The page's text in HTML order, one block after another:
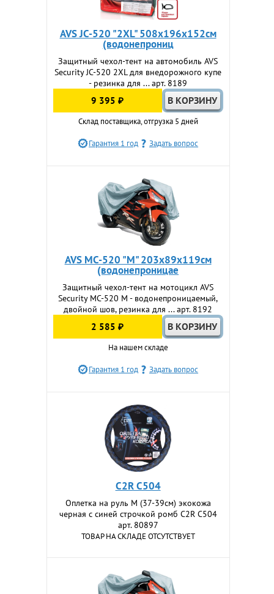
AVS JC-520 "2XL" 508х196х152см
(водонепрониц
Защитный чехол-тент на автомобиль AVS
Security JC-520 2XL для внедорожного купе
- резинка для ... арт. 8189
9 395 ₽
Склад поставщика, отгрузка 5 дней
Гарантия 1 год Задать вопрос
AVS МС-520 "М" 203х89х119см
(водонепроницае
Защитный чехол-тент на мотоцикл AVS
Security MC-520 M - водонепроницаемый,
двойной шов, резинка для ... арт. 8192
2 585 ₽
На нашем складе
Гарантия 1 год Задать вопрос
C2R С504
Оплетка на руль M (37-39см) экокожа
черная c синей строчкой ромб C2R С504
арт. 80897
ТОВАР НА СКЛАДЕ ОТСУТСТВУЕТ